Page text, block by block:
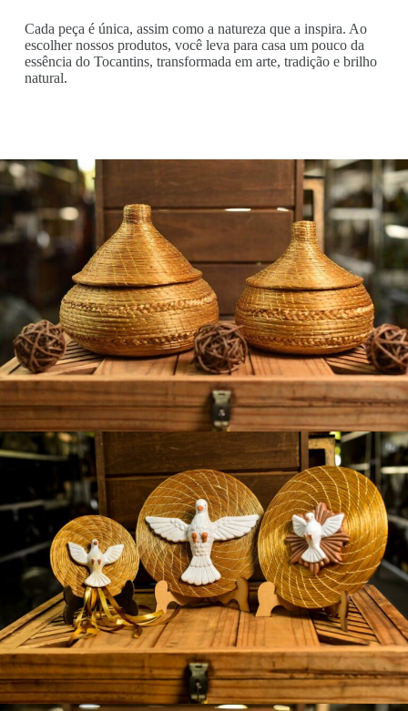
Cada peça é única, assim como a natureza que a inspira. Ao
escolher nossos produtos, você leva para casa um pouco da
essência do Tocantins, transformada em arte, tradição e brilho
natural.